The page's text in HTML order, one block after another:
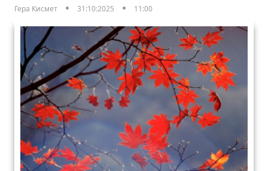
Гера Кисмет
31:10:2025 11:00